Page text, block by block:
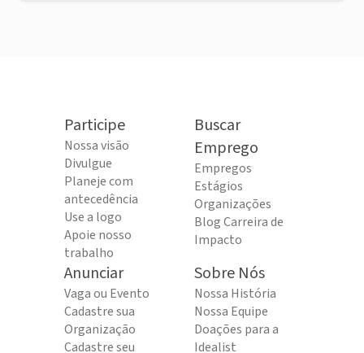
Participe
Nossa visão
Divulgue
Planeje com
antecedência
Use a logo
Apoie nosso
trabalho
Buscar
Emprego
Empregos
Estágios
Organizações
Blog Carreira de
Impacto
Anunciar
Vaga ou Evento
Cadastre sua
Organização
Cadastre seu
Sobre Nós
Nossa História
Nossa Equipe
Doações para a
Idealist